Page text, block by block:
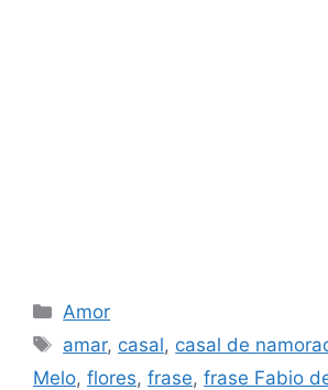
Categorias
Amor
Tags
amar, casal, casal de
Melo, flores, frase, frase Fabio